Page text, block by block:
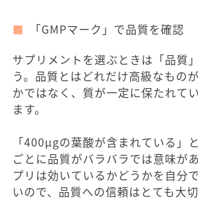
「GMPマーク」で品質を確認
サプリメントを選ぶときは「品質
う。品質とはどれだけ高級なもの
かではなく、質が一定に保たれて
ます。
「400μgの葉酸が含まれている」
ごとに品質がバラバラでは意味が
プリは効いているかどうかを自分
いので、品質への信頼はとても大切